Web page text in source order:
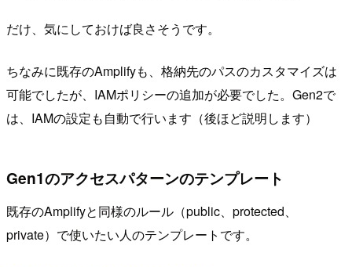
だけ、気にしておけば良さそうです。
ちなみに既存のAmplifyも、格納先のパスのカスタマイズは
可能でしたが、IAMポリシーの追加が必要でした。Gen2で
は、IAMの設定も自動で行います（後ほど説明します）
Gen1のアクセスパターンのテンプレート
既存のAmplifyと同様のルール（public、protected、
private）で使いたい人のテンプレートです。